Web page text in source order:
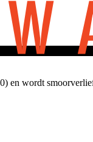
en wordt